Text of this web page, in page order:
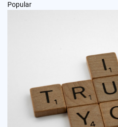
Popular